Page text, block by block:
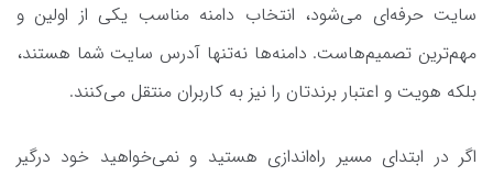
سایت حرفه‌ای می‌شود، انتخاب دامنه مناسب یکی از اولین و
مهم‌ترین تصمیم‌هاست. دامنه‌ها نه‌تنها آدرس سایت شما هستند،
بلکه هویت و اعتبار برندتان را نیز به کاربران منتقل می‌کنند.
اگر در ابتدای مسیر راه‌اندازی هستید و نمی‌خواهید خود درگیر